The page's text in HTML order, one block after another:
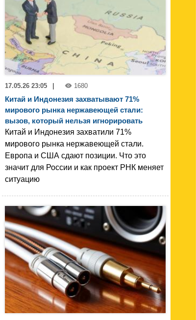
17.05.26 23:05 1680
Китай и Индонезия захватывают 71%
мирового рынка нержавеющей стали:
вызов, который нельзя игнорировать
Китай и Индонезия захватили 71%
мирового рынка нержавеющей стали.
Европа и США сдают позиции. Что это
значит для России и как проект РНК меняет
ситуацию